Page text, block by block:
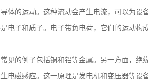
体的运动。这种流动会产生电流，可以为设
电子和质子。电子带负电荷，它们的运动
见的例子包括铜和铝等金属。另一方面，绝
电磁感应。这一原理是发电机和变压器等设